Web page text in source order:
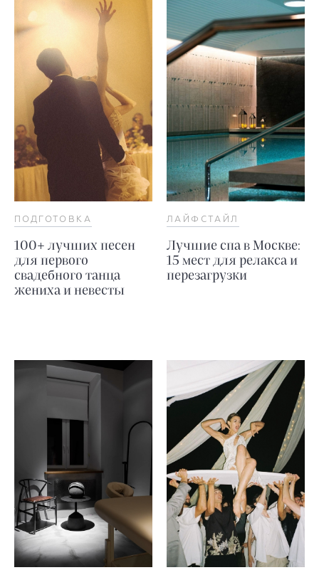
ПОДГОТОВКА
100+ лучших песен
для первого
свадебного танца
жениха и невесты
ЛАЙФСТАЙЛ
Лучшие спа в Москве:
15 мест для релакса и
перезагрузки